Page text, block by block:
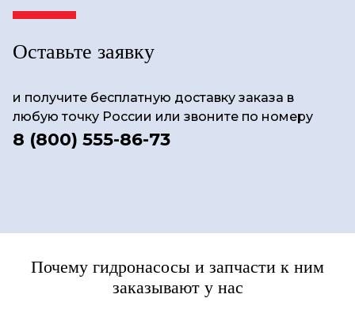
Оставьте заявку
и получите бесплатную доставку заказа в
любую точку России или звоните по номеру
8 (800) 555-86-73
Почему гидронасосы и запчасти к ним
заказывают у нас